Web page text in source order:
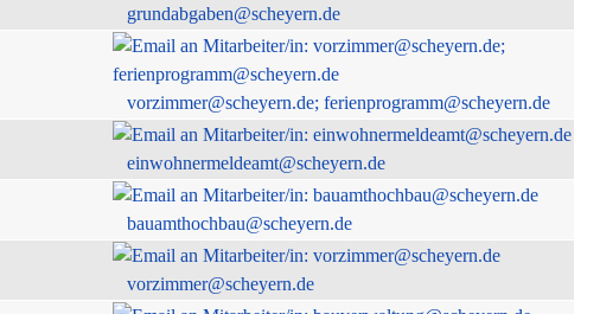
grundabgaben@scheyern.de
vorzimmer@scheyern.de; ferienprogramm@scheyern.de
einwohnermeldeamt@scheyern.de
bauamthochbau@scheyern.de
vorzimmer@scheyern.de